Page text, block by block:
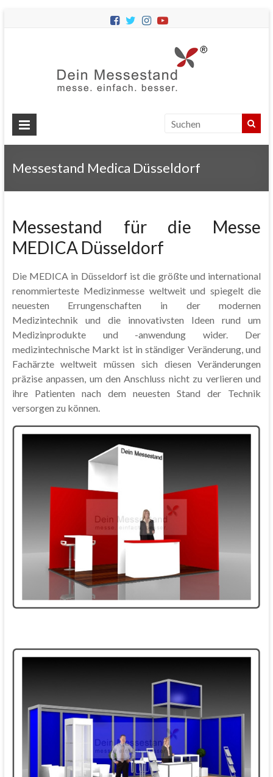
Messestände
für
Messestand Medica Düsseldorf
Messestand für die Messe
MEDICA Düsseldorf
Die MEDICA in Düsseldorf ist die größte und international
renommierteste Medizinmesse weltweit und spiegelt die
neuesten Errungenschaften in der modernen
Medizintechnik und die innovativsten Ideen rund um
Medizinprodukte und -anwendung wider. Der
medizintechnische Markt ist in ständiger Veränderung, und
Fachärzte weltweit müssen sich diesen Veränderungen
präzise anpassen, um den Anschluss nicht zu verlieren und
ihre Patienten nach dem neuesten Stand der Technik
versorgen zu können.